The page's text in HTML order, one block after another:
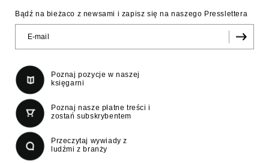
Bądź na bieżaco z newsami i zapisz się na naszego Presslettera
Poznaj pozycje w naszej
księgarni
Poznaj nasze płatne treści i
zostań subskrybentem
Przeczytaj wywiady z
ludźmi z branży